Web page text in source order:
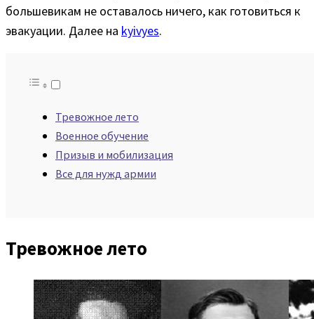
большевикам не оставалось ничего, как готовиться к
эвакуации. Далее на kyivyes.
Тревожное лето
Военное обучение
Призыв и мобилизация
Все для нужд армии
Тревожное лето